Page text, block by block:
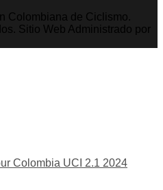
Colombiana de Ciclismo.
Sitio Web Administrado por
Colombia UCI 2.1 2024